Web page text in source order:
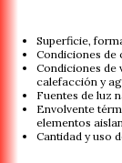
Superficie,
Condiciones de
Condiciones de
calefacción y
Fuentes de luz
Envolvente
elementos
Cantidad y uso